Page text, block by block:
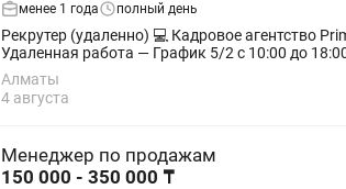
менее 1 года полный день
Рекрутер (удаленно) 💻 Кадровое агентство PrimeStaff ищет рекрутера в команду. Что мы предлагаем: — Доход от 250 000 до 400 000 тенге —
Удаленная работа — График 5/2 с 10:00 до
Алматы
4 августа
Менеджер по продажам
150 000 - 350 000 ₸